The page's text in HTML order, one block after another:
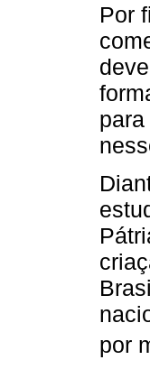
Por
por